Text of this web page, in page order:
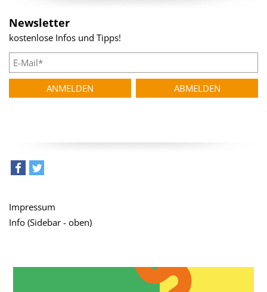
Newsletter
kostenlose Infos und Tipps!
Impressum
Info (Sidebar - oben)